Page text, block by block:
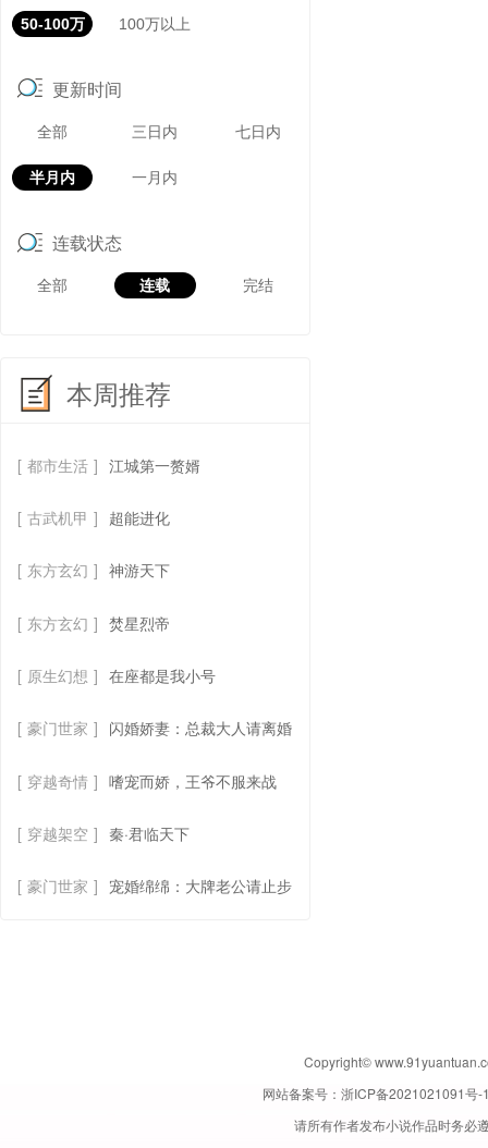
50-100万 100万以上
更新时间
全部 三日内 七日内
半月内 一月内
连载状态
全部 连载 完结
本周推荐
[ 都市生活 ] 江城第一赘婿
[ 古武机甲 ] 超能进化
[ 东方玄幻 ] 神游天下
[ 东方玄幻 ] 焚星烈帝
[ 原生幻想 ] 在座都是我小号
[ 豪门世家 ] 闪婚娇妻：总裁大人请离婚
[ 穿越奇情 ] 嗜宠而娇，王爷不服来战
[ 穿越架空 ] 秦·君临天下
[ 豪门世家 ] 宠婚绵绵：大牌老公请止步
Copyright©
网站备案号： 浙ICP备2021021091号-
请所有作者发布小说作品时务必